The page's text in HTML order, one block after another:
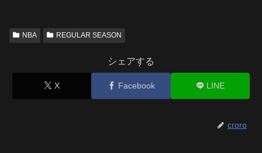
NBA REGULAR SEASON
シェアする
X Facebook LINE
croro